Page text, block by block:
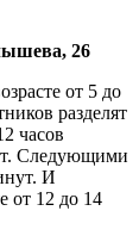
26
от 5 до
разделят
часов
Следующими
И
от 12 до 14